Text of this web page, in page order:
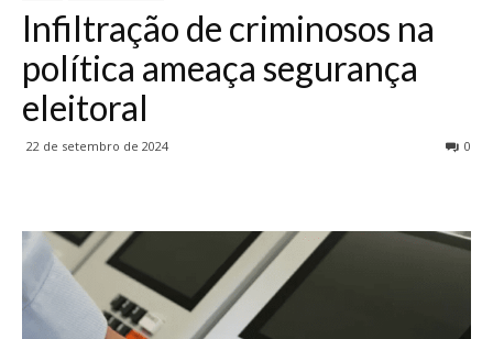
Infiltração de criminosos na
política ameaça segurança
eleitoral
22 de setembro de 2024 0